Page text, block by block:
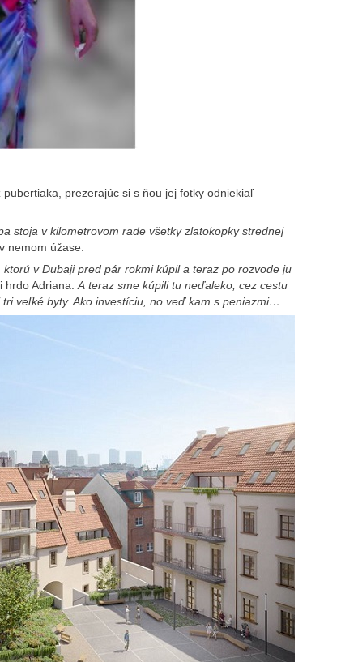
prezerajúc si s ňou jej fotky odniekiaľ
stoja v kilometrovom rade všetky zlatokopky strednej
nemom úžase.
v Dubaji pred pár rokmi kúpil a teraz po rozvode ju
hrdo Adriana. A teraz sme kúpili tu neďaleko, cez cestu
veľké byty. Ako investíciu, no veď kam s peniazmi…